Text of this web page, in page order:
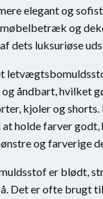
elegant og
og
dets luksuriøse
åndbart, hvilket
kjoler og shorts.
at holde farver
og farverige
er blødt,
Det er ofte brugt